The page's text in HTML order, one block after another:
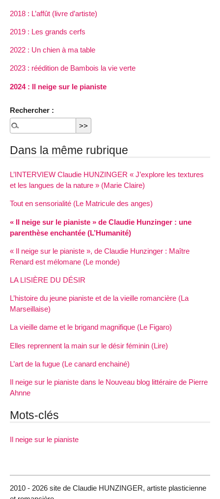
2018 : L’affût (livre d’artiste)
2019 : Les grands cerfs
2022 : Un chien à ma table
2023 : réédition de Bambois la vie verte
2024 : Il neige sur le pianiste
Rechercher :
Dans la même rubrique
L’INTERVIEW Claudie HUNZINGER « J’explore les textures
et les langues de la nature » (Marie Claire)
Tout en sensorialité (Le Matricule des anges)
« Il neige sur le pianiste » de Claudie Hunzinger : une
parenthèse enchantée (L’Humanité)
« Il neige sur le pianiste », de Claudie Hunzinger : Maître
Renard est mélomane (Le monde)
LA LISIÈRE DU DÉSIR
L’histoire du jeune pianiste et de la vieille romancière (La
Marseillaise)
La vieille dame et le brigand magnifique (Le Figaro)
Elles reprennent la main sur le désir féminin (Lire)
L’art de la fugue (Le canard enchainé)
Il neige sur le pianiste dans le Nouveau blog littéraire de Pierre
Ahnne
Mots-clés
Il neige sur le pianiste
2010 - 2026 site de Claudie HUNZINGER, artiste plasticienne